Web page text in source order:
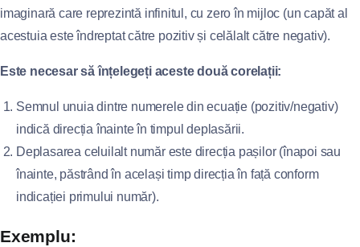
imaginară care reprezintă infinitul, cu zero în mijloc (un capăt al
acestuia este îndreptat către pozitiv și celălalt către negativ).
Este necesar să înțelegeți aceste două corelații:
Semnul unuia dintre numerele din ecuație (pozitiv/negativ)
indică direcția înainte în timpul deplasării.
Deplasarea celuilalt număr este direcția pașilor (înapoi sau
înainte, păstrând în același timp direcția în față conform
indicației primului număr).
Exemplu: